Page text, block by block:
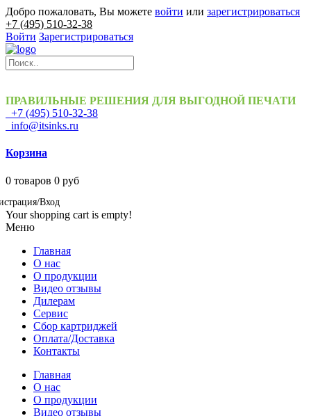
Добро пожаловать, Вы можете войти или зарегистрироваться
+7 (495) 510-32-38
Войти Зарегистрироваться
ПРАВИЛЬНЫЕ РЕШЕНИЯ ДЛЯ ВЫГОДНОЙ ПЕЧАТИ
+7 (495) 510-32-38
info@itsinks.ru
Корзина
0 товаров 0 руб
Вход
Your shopping cart is empty!
Меню
Главная
О нас
О продукции
Видео отзывы
Дилерам
Сервис
Сбор картриджей
Оплата/Доставка
Контакты
Главная
О нас
О продукции
Видео отзывы